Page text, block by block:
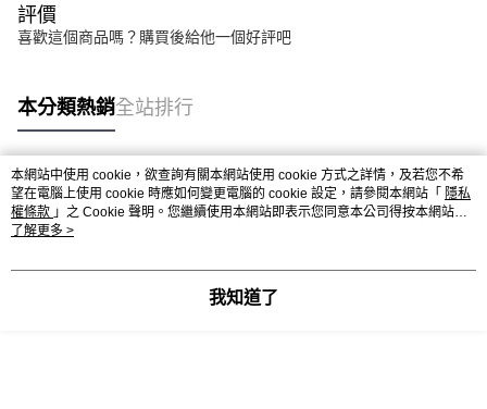
評價
喜歡這個商品嗎？購買後給他一個好評吧
本分類熱銷全站排行
熱門標籤
本網站中使用 cookie，欲查詢有關本網站使用 cookie 方式之詳情，及若您不希
望在電腦上使用 cookie 時應如何變更電腦的 cookie 設定，請參閱本網站「 隱私
權條款 」之 Cookie 聲明。您繼續使用本網站即表示您同意本公司得按本網站使
用條款之 Cookie 聲明使用 cookie。
了解更多 >
我知道了